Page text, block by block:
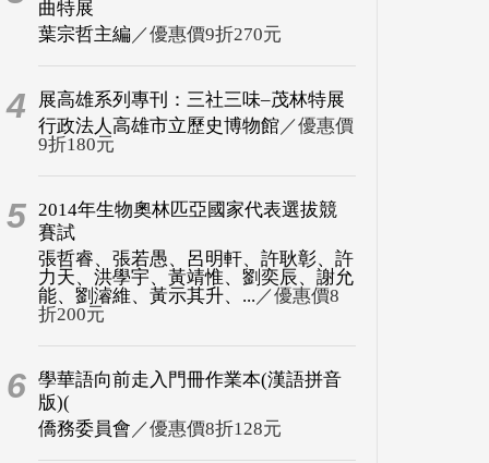
曲特展
葉宗哲主編 ／優惠價9折270元
4
展高雄系列專刊：三社三味–茂林特展
行政法人高雄市立歷史博物館／優惠價
9折180元
5 2014年生物奧林匹亞國家代表選拔競
賽試
張哲睿、張若愚、呂明軒、許耿彰、許
力天、洪學宇、黃靖惟、劉奕辰、謝允
能、劉濬維、黃示其升、... ／優惠價8
折200元
6 學華語向前走入門冊作業本(漢語拼音
版)(
僑務委員會 ／優惠價8折128元